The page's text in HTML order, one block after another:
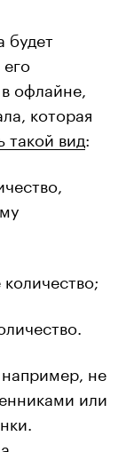
будет
офлайне,
которая
такой вид:
не
или